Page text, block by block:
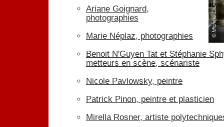
Ariane Goignard,
photographies
Marie Néplaz, photographies
Benoit N'Guyen Tat et Stéphanie
metteurs en scène, scénariste
Nicole Pavlowsky, peintre
Patrick Pinon, peintre et plasticien
Mirella Rosner, artiste